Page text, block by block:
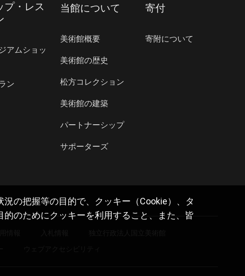
の把握等の目的で、クッキー（Cookie）、タ
のためにクッキーを利用すること、また、皆
プ・レス
アムショッ
ン
当館について
美術館概要
美術館の歴史
松方コレクション
美術館の建築
パートナーシップ
サポーターズ
寄付
寄附について